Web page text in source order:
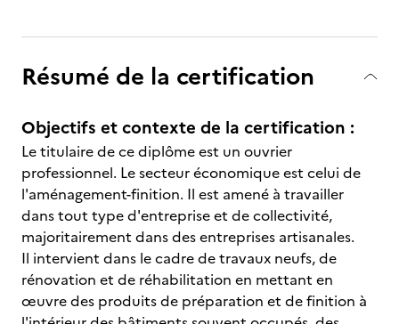
Résumé de la certification
Objectifs et contexte de la certification :
Le titulaire de ce diplôme est un ouvrier
professionnel. Le secteur économique est celui de
l'aménagement-finition. Il est amené à travailler
dans tout type d'entreprise et de collectivité,
majoritairement dans des entreprises artisanales.
Il intervient dans le cadre de travaux neufs, de
rénovation et de réhabilitation en mettant en
œuvre des produits de préparation et de finition à